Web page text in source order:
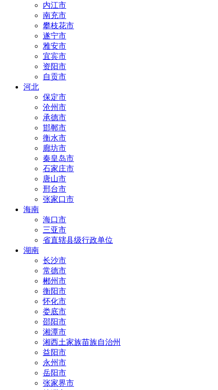
内江市
南充市
攀枝花市
遂宁市
雅安市
宜宾市
资阳市
自贡市
河北
保定市
沧州市
承德市
邯郸市
衡水市
廊坊市
秦皇岛市
石家庄市
唐山市
邢台市
张家口市
海南
海口市
三亚市
省直辖县级行政单位
湖南
长沙市
常德市
郴州市
衡阳市
怀化市
娄底市
邵阳市
湘潭市
湘西土家族苗族自治州
益阳市
永州市
岳阳市
张家界市